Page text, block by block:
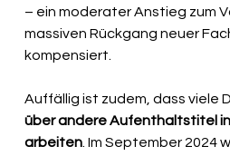
– ein moderater Anstieg zum
massiven Rückgang neuer
kompensiert.
Auffällig ist zudem, dass
über andere Aufenthaltstitel
arbeiten . Im September 2024